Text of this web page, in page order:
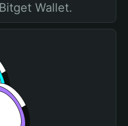
Wallet.